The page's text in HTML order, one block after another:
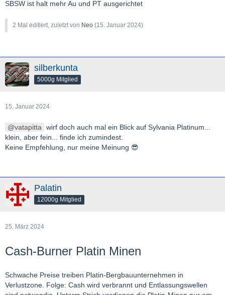
SBSW ist halt mehr Au und PT ausgerichtet
2 Mal editiert, zuletzt von Neo (15. Januar 2024)
silberkunta
5000g Mitglied
15. Januar 2024
vatapitta
wirf doch auch mal ein Blick auf Sylvania Platinum...
klein, aber fein... finde ich zumindest.
Keine Empfehlung, nur meine Meinung 😎
Palatin
12000g Mitglied
25. März 2024
Cash-Burner Platin Minen
Schwache Preise treiben Platin-Bergbauunternehmen in
Verlustzone. Folge: Cash wird verbrannt und Entlassungswellen